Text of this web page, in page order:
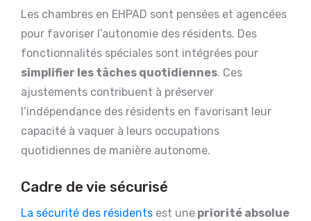
Les chambres en EHPAD sont pensées et agencées
pour favoriser l’autonomie des résidents. Des
fonctionnalités spéciales sont intégrées pour
simplifier les tâches quotidiennes. Ces
ajustements contribuent à préserver
l’indépendance des résidents en favorisant leur
capacité à vaquer à leurs occupations
quotidiennes de manière autonome.
Cadre de vie sécurisé
La sécurité des résidents est une priorité absolue